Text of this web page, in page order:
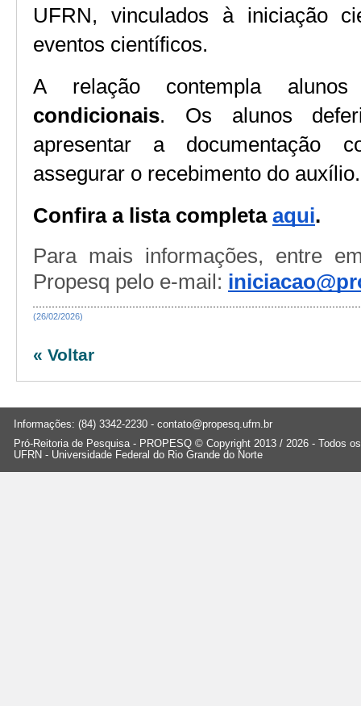
UFRN, vinculados à iniciação
eventos científicos.
A relação contempla
condicionais. Os alunos
apresentar a documentação
assegurar o recebimento do auxílio.
Confira a lista completa aqui.
Para mais informações, entre
Propesq pelo e-mail:
(26/02/2026)
« Voltar
Informações: (84) 3342-2230 - contato@propesq.ufrn.br
Pró-Reitoria de Pesquisa - PROPESQ © Copyright 2013 / 2026 - Todos
UFRN - Universidade Federal do Rio Grande do Norte